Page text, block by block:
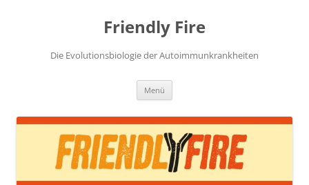
Friendly Fire
Die Evolutionsbiologie der Autoimmunkrankheiten
Menü